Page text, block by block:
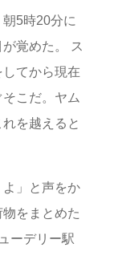
5時20分に
覚めた。 ス
てから現在
こだ。ヤム
を越えると
」と声をか
をまとめた
ーデリー駅